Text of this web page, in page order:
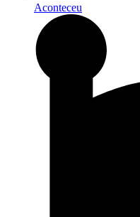
Aconteceu